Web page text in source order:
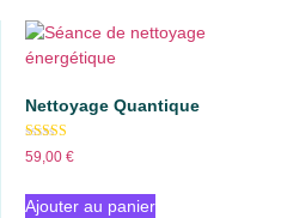
Nettoyage Quantique
Note
5.00
59,00 €
Ajouter au panier